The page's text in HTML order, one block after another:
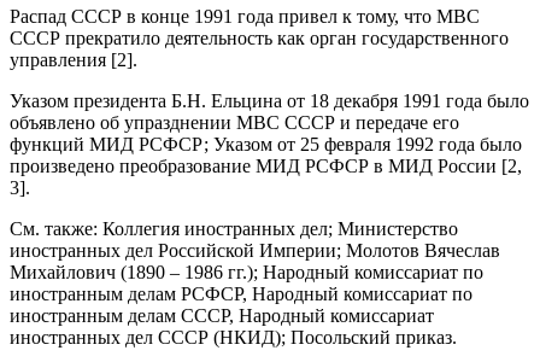
Распад СССР в конце 1991 года привел к тому, что МВС
СССР прекратило деятельность как орган государственного
управления [2].
Указом президента Б.Н. Ельцина от 18 декабря 1991 года было
объявлено об упразднении МВС СССР и передаче его
функций МИД РСФСР; Указом от 25 февраля 1992 года было
произведено преобразование МИД РСФСР в МИД России [2,
3].
См. также: Коллегия иностранных дел; Министерство
иностранных дел Российской Империи; Молотов Вячеслав
Михайлович (1890 – 1986 гг.); Народный комиссариат по
иностранным делам РСФСР, Народный комиссариат по
иностранным делам СССР, Народный комиссариат
иностранных дел СССР (НКИД); Посольский приказ.